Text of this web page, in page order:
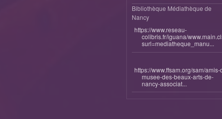
Bibliothèque Médiathèque de
Nancy
https://www.reseau-
colibris.fr/iguana/
surl=mediatheque_manu...
https://www.ffsam.org/sam/amis-
musee-des-beaux-arts-de-
nancy-associat...